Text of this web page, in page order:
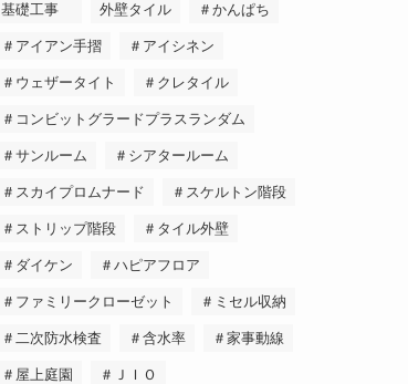
基礎工事 外壁タイル ＃かんぱち
＃アイアン手摺 ＃アイシネン
＃ウェザータイト ＃クレタイル
＃コンビットグラードプラスランダム
＃サンルーム ＃シアタールーム
＃スカイプロムナード ＃スケルトン階段
＃ストリップ階段 ＃タイル外壁
＃ダイケン ＃ハピアフロア
＃ファミリークローゼット ＃ミセル収納
＃二次防水検査 ＃含水率 ＃家事動線
＃屋上庭園 ＃ＪＩＯ